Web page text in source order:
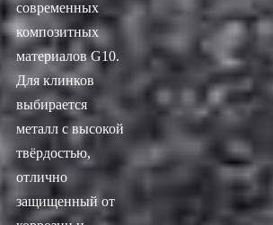
современных
композитных
материалов G10.
Для клинков
выбирается
металл с высокой
твёрдостью,
отлично
защищенный от